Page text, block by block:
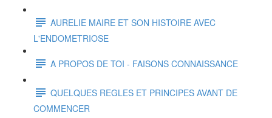
AURELIE MAIRE ET SON HISTOIRE AVEC
L'ENDOMETRIOSE
A PROPOS DE TOI - FAISONS CONNAISSANCE
QUELQUES REGLES ET PRINCIPES AVANT DE
COMMENCER